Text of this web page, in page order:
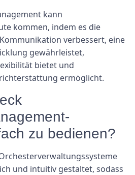
kann
kommen, indem es die
verbessert, eine
gewährleistet,
bietet und
ermöglicht.
zu bedienen?
und intuitiv gestaltet, sodass